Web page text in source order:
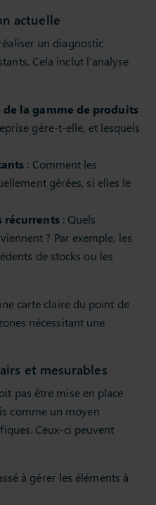
actuelle
un diagnostic
Cela inclut l’analyse
la gamme de produits
gère-t-elle, et lesquels
: Comment les
gérées, si elles le
récurrents: Quels
? Par exemple, les
de stocks ou les
carte claire du point de
nécessitant une
et mesurables
pas être mise en place
comme un moyen
Ceux-ci peuvent
à gérer les éléments à